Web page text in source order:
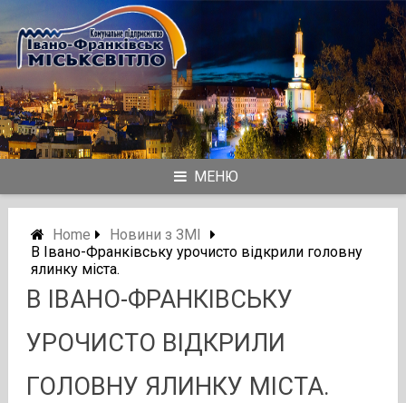
to
content
МЕНЮ
Home
Новини з ЗМІ
В Івано-Франківську урочисто відкрили головну
ялинку міста.
В ІВАНО-ФРАНКІВСЬКУ
УРОЧИСТО ВІДКРИЛИ
ГОЛОВНУ ЯЛИНКУ МІСТА.